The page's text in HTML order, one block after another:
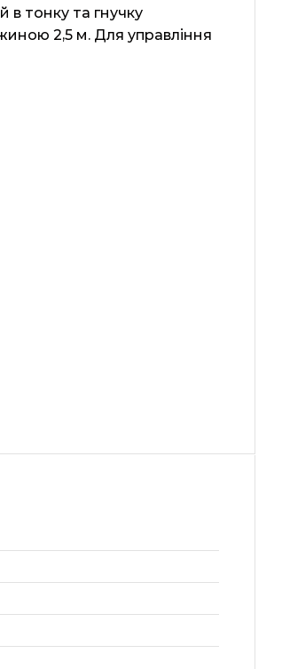
тонку та гнучку
2,5 м. Для управління